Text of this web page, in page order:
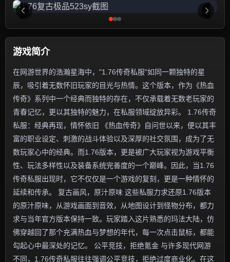
游戏简介
在网游世界的浩瀚星海中，"1.76传奇私服"如同一颗独特的星
辰，吸引着无数怀旧玩家的目光与热情。这个版本，作为《热血
传奇》系列中一个经典而独特的存在，不仅承载着无数老玩家的
青春记忆，更以其独特的魅力，在私服领域绽放异彩。 1.76传奇
私服：经典再现，情怀依旧 《热血传奇》自问世以来，便以其丰
富的职业设定、刺激的战斗体验以及深厚的社交氛围，成为了无
数玩家心中的经典。而1.76版本，更是被广大玩家视为游戏平衡
性、玩法多样性以及装备系统完善度的一个巅峰。因此，当1.76
传奇私服出现时，它不仅仅是一个游戏的复刻，更是一种情怀的
延续和传承。 复古画风，原汁原味 这些私服力求还原1.76版本
的原汁原味，从游戏画面到音效，从地图设计到怪物分布，都力
求与当年官方版本保持一致。玩家踏入这片熟悉的玛法大陆，仿
佛穿越回了那个充满热血与梦想的年代，每一次点击鼠标，都能
勾起心中最深处的记忆。 公平竞技，拒绝氪金 与许多现代网游
不同，1.76传奇私服往往强调公平竞技，拒绝过度商业化。在这